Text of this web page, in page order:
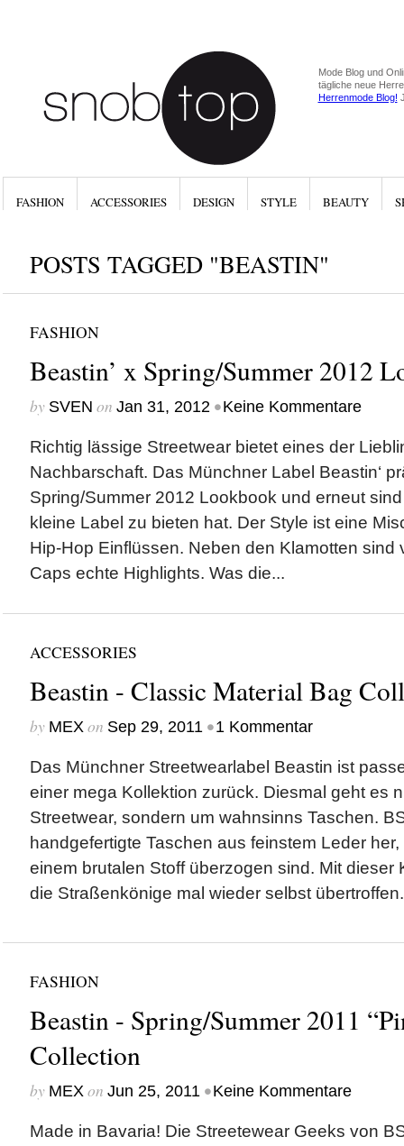
Mode Blog und
tägliche neue
Herrenmode Blog!
FASHION ACCESSORIES DESIGN STYLE BEAUTY
POSTS TAGGED "BEASTIN"
FASHION
Beastin’ x Spring/Summer 2012
by SVEN on Jan 31, 2012 •Keine Kommentare
Richtig lässige Streetwear bietet eines der
Nachbarschaft. Das Münchner Label Beastin‘
Spring/Summer 2012 Lookbook und erneut
kleine Label zu bieten hat. Der Style ist eine
Hip-Hop Einflüssen. Neben den Klamotten sind
Caps echte Highlights. Was die...
ACCESSORIES
Beastin - Classic Material Bag
by MEXon Sep 29, 2011 •1 Kommentar
Das Münchner Streetwearlabel Beastin ist
einer mega Kollektion zurück. Diesmal geht es
Streetwear, sondern um wahnsinns Taschen.
handgefertigte Taschen aus feinstem Leder
einem brutalen Stoff überzogen sind. Mit dieser
die Straßenkönige mal wieder selbst
FASHION
Beastin - Spring/Summer 2011
Collection
by MEXon Jun 25, 2011 •Keine Kommentare
Made in Bavaria! Die Streetewear Geeks von